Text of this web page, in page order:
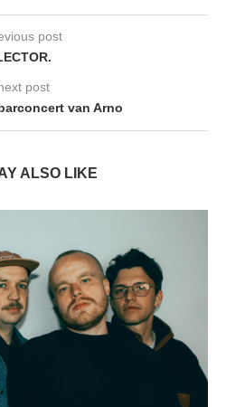
post
post
van Arno
ALSO LIKE